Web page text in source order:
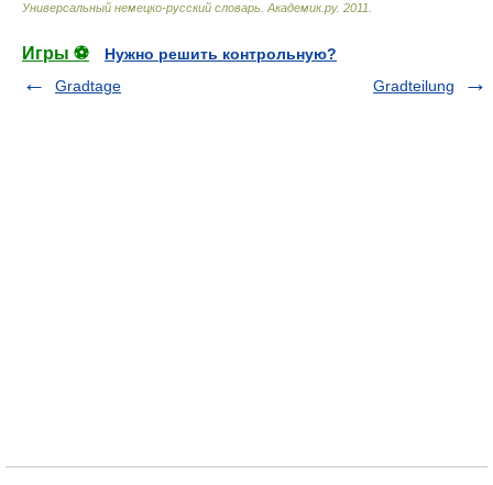
Универсальный немецко-русский словарь Академик.ру. 2011
Игры ⚽
Нужно решить контрольную?
Gradtage
Gradteilung